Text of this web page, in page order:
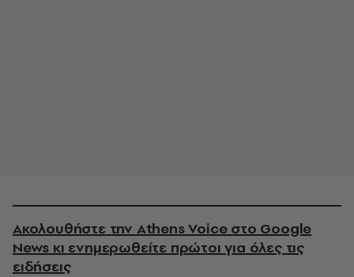
Ακολουθήστε την Athens Voice στο Google
News κι ενημερωθείτε πρώτοι για όλες τις
ειδήσεις